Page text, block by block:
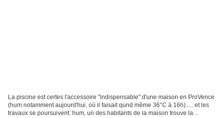
La piscine est certes l'accessoire "indispensable" d'une maison en ProVence
(hum notamment aujourd'hui, où il faisait qund même 36°C à 16h)..... et les
travaux se poursuivent: hum, un des habitants de la maison trouve la